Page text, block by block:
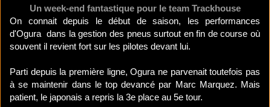
Un week-end fantastique pour le team Trackhouse
On connait depuis le début de saison, les performances
d'Ogura dans la gestion des pneus surtout en fin de course où
souvent il revient fort sur les pilotes devant lui.
Parti depuis la première ligne, Ogura ne parvenait toutefois pas
à se maintenir dans le top devancé par Marc Marquez. Mais
patient, le japonais a repris la 3e place au 5e tour.